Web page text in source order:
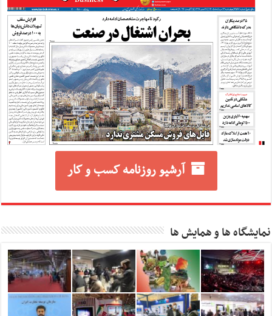
آرشیو روزنامه کسب و کار
نمایشگاه ها و همایش ها